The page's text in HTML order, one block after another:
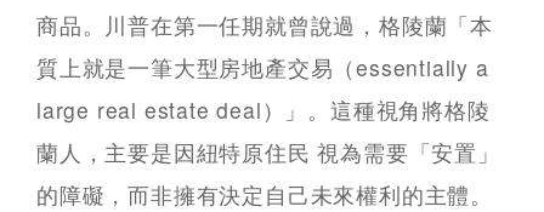
商品。川普在第一任期就曾說過，格陵蘭「本
質上就是一筆大型房地產交易（essentially a
large real estate deal）」。這種視角將格陵
蘭人，主要是因紐特原住民 視為需要「安置」
的障礙，而非擁有決定自己未來權利的主體。